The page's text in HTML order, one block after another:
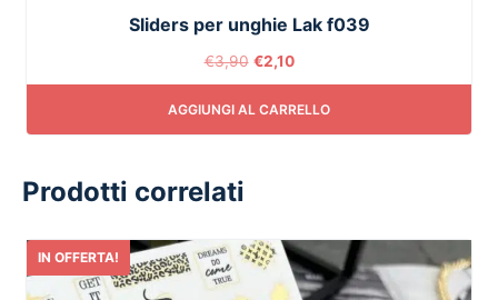
Sliders per unghie Lak f039
€3,90 €2,10
AGGIUNGI AL CARRELLO
Prodotti correlati
IN OFFERTA!